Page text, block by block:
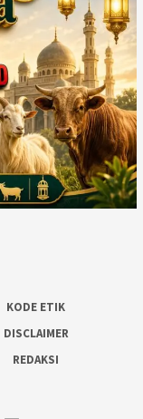
KODE ETIK
DISCLAIMER
REDAKSI